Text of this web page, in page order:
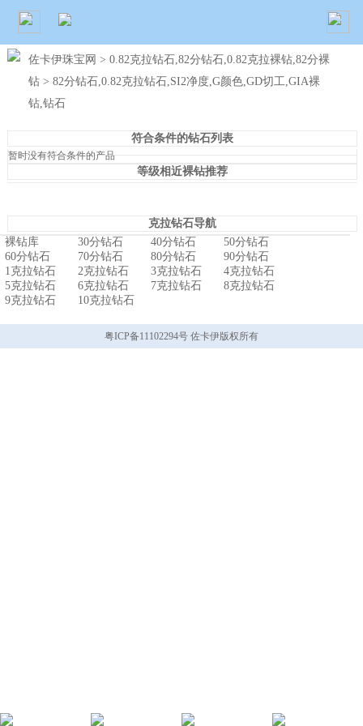
佐卡伊珠宝网 > 0.82克拉钻石,82分钻石,0.82克拉裸钻,82分裸
钻 > 82分钻石,0.82克拉钻石,SI2净度,G颜色,GD切工,GIA裸
钻,钻石
符合条件的钻石列表
暂时没有符合条件的产品
等级相近裸钻推荐
克拉钻石导航
裸钻库
30分钻石 40分钻石
50分钻石
60分钻石
70分钻石 80分钻石
90分钻石
1克拉钻石
2克拉钻石 3克拉钻石
4克拉钻石
5克拉钻石
6克拉钻石 7克拉钻石
8克拉钻石
9克拉钻石
10克拉钻石
粤ICP备11102294号 佐卡伊版权所有